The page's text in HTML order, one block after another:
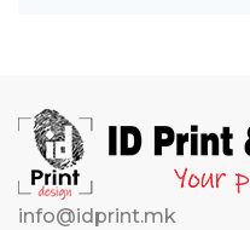
info@idprint.mk